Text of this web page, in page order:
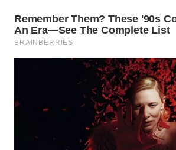
BEKASI
WN
DEPOK